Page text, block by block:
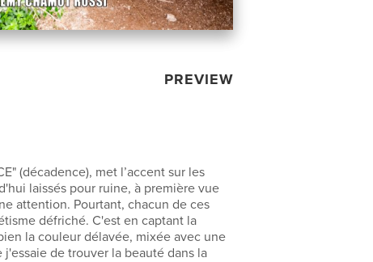
PREVIEW
(décadence), met l’accent sur les
laissés pour ruine, à première vue
attention. Pourtant, chacun de ces
défriché. C'est en captant la
la couleur délavée, mixée avec une
de trouver la beauté dans la